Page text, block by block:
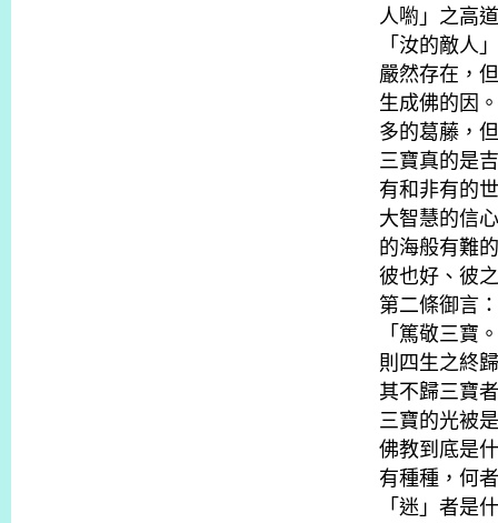
人喲」之高
「汝的敵人
嚴然存在，
生成佛的因
多的葛藤，
三寶真的是
有和非有的
大智慧的信
的海般有難
彼也好、彼
第二條御言：
「篤敬三寶
則四生之終
其不歸三寶
三寶的光被
佛教到底是
有種種，何
「迷」者是